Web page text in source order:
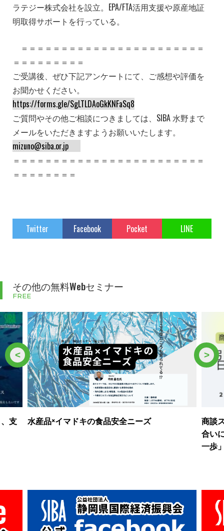
ラテジー株式会社を設立。EPA/FTA活用支援や原産地証
明取得サポートを行っている。
＝＝＝＝＝＝＝＝＝＝＝＝＝＝＝＝＝＝＝＝＝＝＝
＝＝＝＝＝＝＝＝＝
ご受講後、ぜひ下記アンケートにて、ご感想や評価を
お聞かせください。
https://forms.gle/SgLTLDAoGkKNFaSq8
ご質問やその他ご相談につきましては、SIBA 水野まで
メールをいただきますようお願いいたします。
mizuno@siba.or.jp
＝＝＝＝＝＝＝＝＝＝＝＝＝＝＝＝＝＝＝＝＝＝＝＝
＝＝＝＝＝＝＝＝
Twitter Facebook Pocket LINE
その他の無料Webセミナー
FREE
<
支 水産品×イマドキの食品安全ニーズ
商談
合い
一歩
>